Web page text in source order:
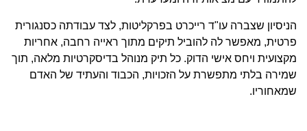
הניסיון שצברה עו"ד רייכרט בפרקליטות, לצד עבודתה כסנגורית
פרטית, מאפשר לה להוביל תיקים מתוך ראייה רחבה, אחריות
מקצועית ויחס אישי הדוק. כל תיק מנוהל בדיסקרטיות מלאה, תוך
שמירה בלתי מתפשרת על הזכויות, הכבוד והעתיד של האדם
שמאחוריו.